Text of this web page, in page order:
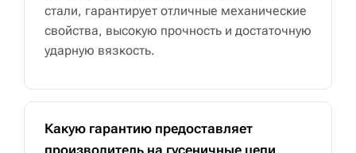
стали, гарантирует отличные механические
свойства, высокую прочность и достаточную
ударную вязкость.
Какую гарантию предоставляет